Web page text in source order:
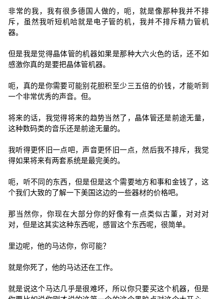
非常的我，我有很多德国人做的，呃，就是像那种我并不排
斥，虽然我听短机哈就是电子管的机，我并不排斥精力管机
器。
但是我是觉得晶体管的机器如果是那种大六火色的话，还不如
感激你真的是要把晶体管机器。
呃，真的是你需要可能别花胆积至少三五倍的价钱，才能听到
一个非常优秀的声音。但。
将来的话，我觉得将来的趋势当然了，晶体管还是前途无量，
这种数码类的音乐还是前途无量的。
我听得更怀旧一点吧，声音更怀旧一点，然后我不排斥，我觉
得如果将来有两套系统是最完美的。
呃，听不同的东西，但是但是这个需要地方和事和金钱了，这
个我们大致的了解一下美国这边的一些器材的价格吧。
那当然你，你现在大部分你的好像有一点类似古董，对对对
对，但是这其实这种东西呢，感冒这个东西呢，很简单。
里边呢，他的马达你，你可能？
就是你死了，他的马达还在工作。
就是说这个马达几乎是很难坏，所以你只要买这个机器，但是